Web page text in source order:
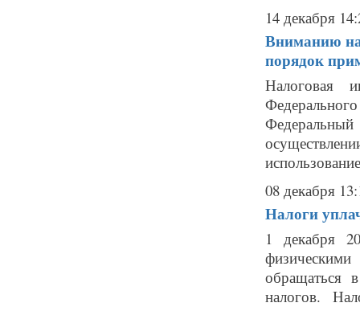
14 декабря
Вниманию
порядок
Налоговая
08 декабря
Налоги
1 декабря
обращаться
налогов.